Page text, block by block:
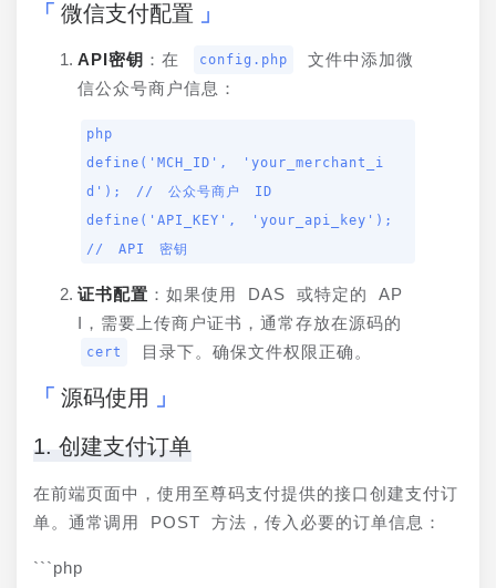
微信支付配置
API密钥 ：在 config.php
文件中添加微
信公众号商户信息：
php
define('MCH_ID', 'your_merchant_i
d'); // 公众号商户 ID
define('API_KEY', 'your_api_key');
// API 密钥
证书配置 ：如果使用 DAS 或特定的 AP
I，需要上传商户证书，通常存放在源码的
cert 目录下。确保文件权限正确。
源码使用
1. 创建支付订单
在前端页面中，使用至尊码支付提供的接口创建支付订
单。通常调用 POST 方法，传入必要的订单信息：
```php